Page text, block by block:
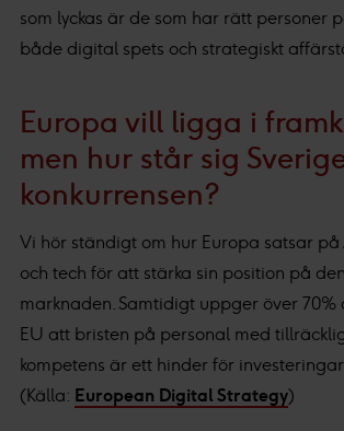
som lyckas är de som har rätt personer
både digital spets och strategiskt
Europa vill ligga i
men hur står sig
konkurrensen?
Vi hör ständigt om hur Europa satsar
och tech för att stärka sin position på
marknaden. Samtidigt uppger över 70%
EU att bristen på personal med
kompetens är ett hinder för investeringar.
(Källa: European Digital Strategy)